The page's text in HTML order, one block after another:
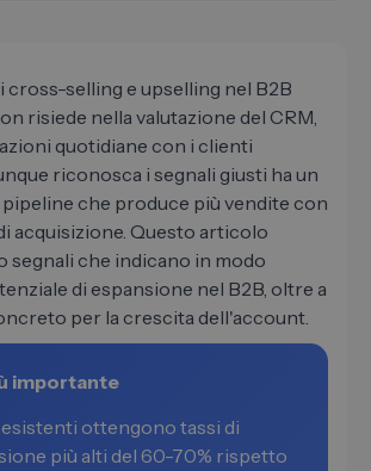
cross-selling e upselling nel B2B
risiede nella valutazione del CRM,
quotidiane con i clienti
riconosca i segnali giusti ha un
che produce più vendite con
acquisizione. Questo articolo
segnali che indicano in modo
di espansione nel B2B, oltre a
per la crescita dell'account.
importante
ottengono tassi di
più alti del 60-70% rispetto